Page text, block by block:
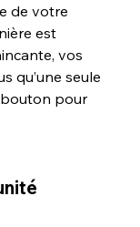
de votre
est
vos
qu’une seule
bouton pour